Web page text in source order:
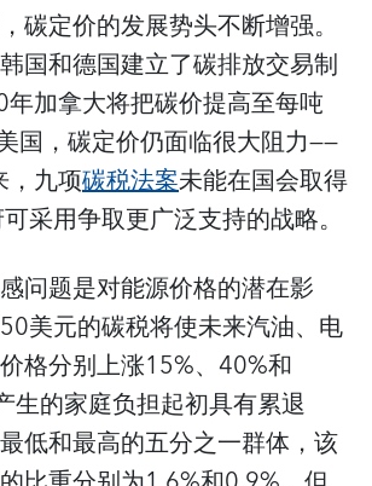
碳定价的发展势头不断增强。
国和德国建立了碳排放交易制
加拿大将把碳价提高至每吨
国，碳定价仍面临很大阻力——
九项碳税法案未能在国会取得
采用争取更广泛支持的战略。
问题是对能源价格的潜在影
美元的碳税将使未来汽油、电
格分别上涨15%、40%和
生的家庭负担起初具有累退
低和最高的五分之一群体，该